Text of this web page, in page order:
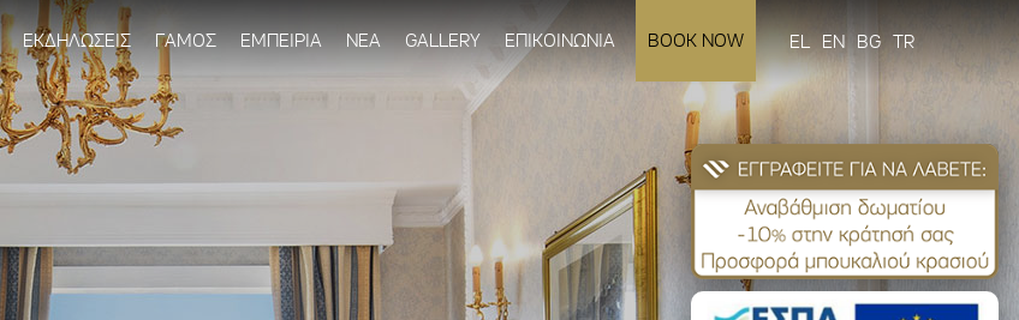
Παράκαμψη
προς το
κυρίως
περιεχόμενο
ΕΚΔΗΛΩΣΕΙΣ ΓΑΜΟΣ ΕΜΠΕΙΡΙΑ ΝΕΑ GALLERY ΕΠΙΚΟΙΝΩΝΙΑ BOOK NOW EL EN BG TR